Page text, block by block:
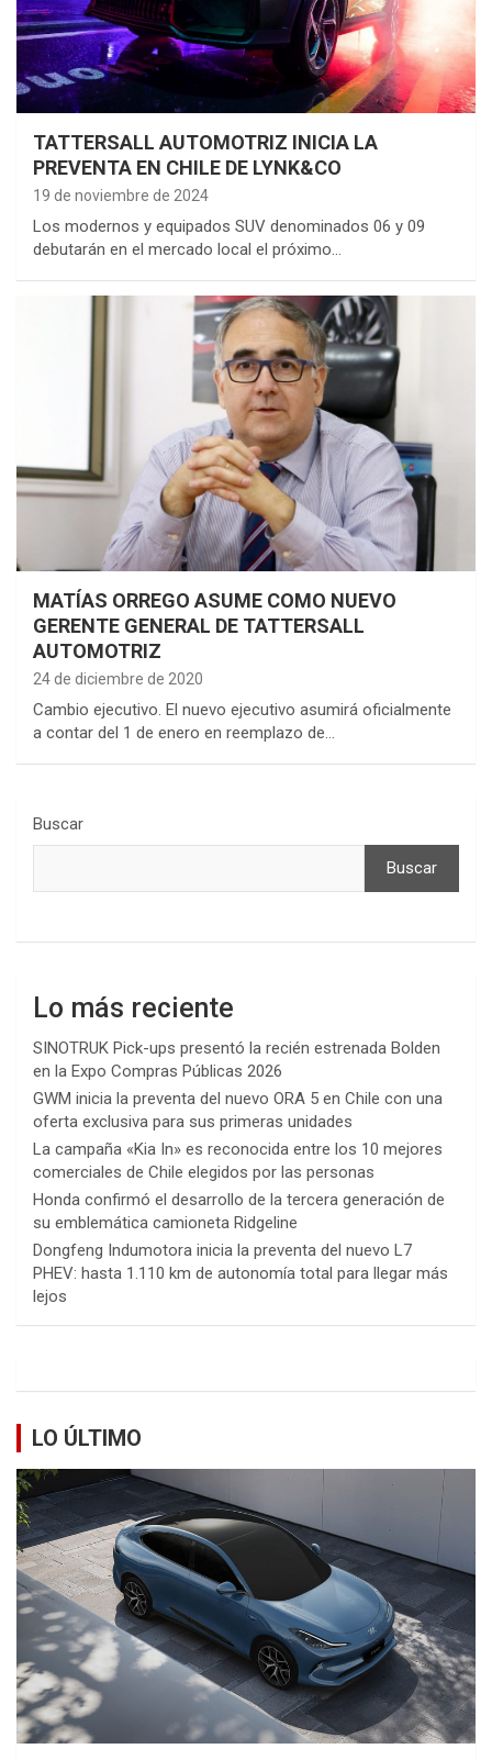
TATTERSALL AUTOMOTRIZ INICIA LA
PREVENTA EN CHILE DE LYNK&CO
19 de noviembre de 2024
Los modernos y equipados SUV denominados 06 y 09
debutarán en el mercado local el próximo…
MATÍAS ORREGO ASUME COMO NUEVO
GERENTE GENERAL DE TATTERSALL
AUTOMOTRIZ
24 de diciembre de 2020
Cambio ejecutivo. El nuevo ejecutivo asumirá oficialmente
a contar del 1 de enero en reemplazo de…
Buscar
Buscar
Lo más reciente
SINOTRUK Pick-ups presentó la recién estrenada Bolden
en la Expo Compras Públicas 2026
GWM inicia la preventa del nuevo ORA 5 en Chile con una
oferta exclusiva para sus primeras unidades
La campaña «Kia In» es reconocida entre los 10 mejores
comerciales de Chile elegidos por las personas
Honda confirmó el desarrollo de la tercera generación de
su emblemática camioneta Ridgeline
Dongfeng Indumotora inicia la preventa del nuevo L7
PHEV: hasta 1.110 km de autonomía total para llegar más
lejos
LO ÚLTIMO